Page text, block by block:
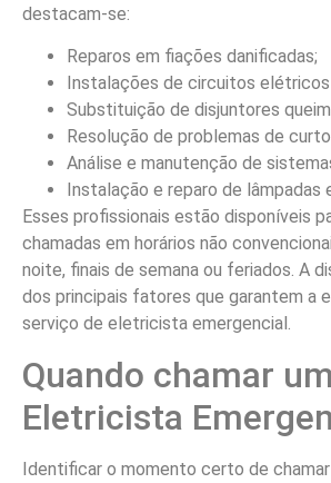
destacam-se:
Reparos em fiações danificadas;
Instalações de circuitos elétricos
Substituição de disjuntores
Resolução de problemas de
Análise e manutenção de
Instalação e reparo de lâmpadas
Esses profissionais estão disponíveis
chamadas em horários não
noite, finais de semana ou feriados. A
dos principais fatores que garantem a
serviço de eletricista emergencial.
Quando chamar um
Eletricista
Identificar o momento certo de